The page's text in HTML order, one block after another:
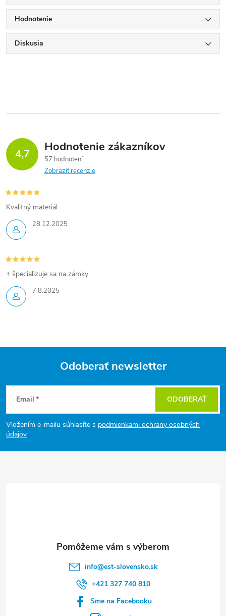
Hodnotenie
Diskusia
4,7 Hodnotenie zákazníkov
57 hodnotení
Zobraziť recenzie
28.12.2025
Kvalitný materiál
7.8.2025
+ špecializuje sa na zámky
Z
á
p
Odoberať newsletter
Email
Vložením e-mailu súhlasíte s podmienkami ochrany osobných
údajov
ODOBERAŤ
info@est-slovensko.sk
+421 327 740 810
Sme na Facebooku